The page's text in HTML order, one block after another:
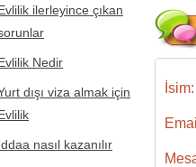
İsim:
Evlilik ilerleyince çıkan
Evlilik Nedir
dışı viza almak için
Evlilik
İddaa nasıl kazanılır